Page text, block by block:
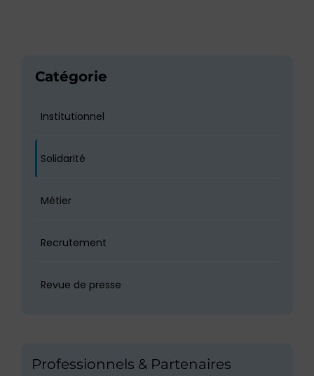
Catégorie
Institutionnel
Solidarité
Métier
Recrutement
Revue de presse
Professionnels & Partenaires